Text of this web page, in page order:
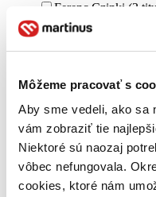
Môžeme pracovať s
Aby sme vedeli, ako sa
vám zobraziť tie
Niektoré sú naozaj
vôbec nefungovala.
cookies, ktoré nám
Ferenc Czinki (3
Ďalšie možnosti
Vydavateľstvo
Slovart (8 titulov)
Ikar (5 titulov)Ikar5
Tatran (5 titulov)
Host (4 tituly) Host4
Moba (3 tituly)
Premedia (3 tituly)